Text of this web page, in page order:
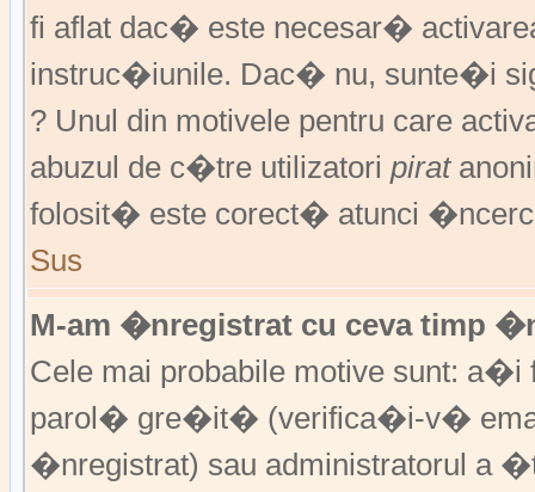
fi aflat dac� este necesar�
instruc�iunile. Dac� nu, sunte�i
? Unul din motivele pentru care
abuzul de c�tre utilizatori pirat
folosit� este corect� atunci
Sus
M-am �nregistrat cu ceva timp
Cele mai probabile motive sunt: a�i
parol� gre�it� (verifica�i-v�
�nregistrat) sau administratorul a